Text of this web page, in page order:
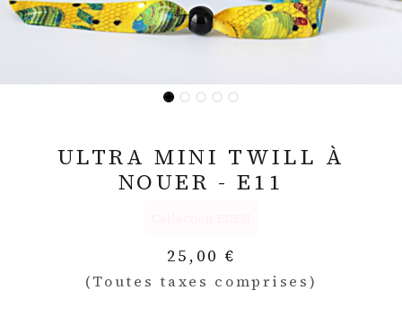
ULTRA MINI TWILL À
NOUER - E11
25,00 €
(Toutes taxes comprises)